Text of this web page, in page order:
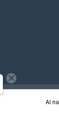
Al
de Padel Argentina -